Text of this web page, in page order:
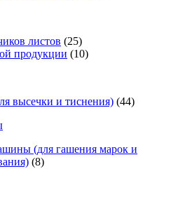
листов (25)
продукции (10)
высечки и тиснения) (44)
(для гашения марок и
(8)